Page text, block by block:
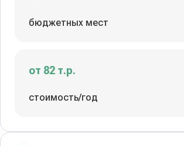
бюджетных мест
от 82 т.р.
стоимость/год